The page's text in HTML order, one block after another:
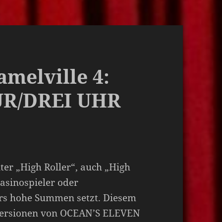
4:
DREI UHR
„High Roller“, auch „High
oder
hohe Summen setzt. Diesem
von OCEAN’S ELEVEN